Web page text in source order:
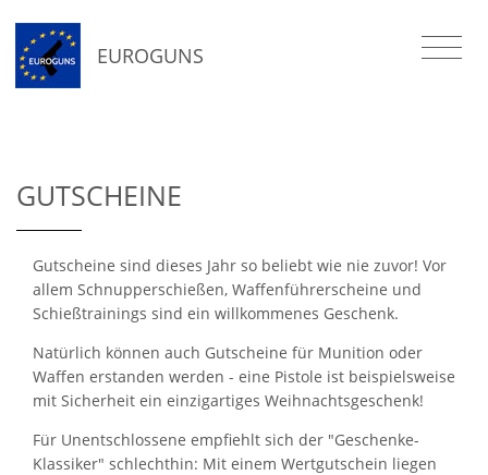
EUROGUNS
GUTSCHEINE
Gutscheine sind dieses Jahr so beliebt wie nie zuvor! Vor
allem Schnupperschießen, Waffenführerscheine und
Schießtrainings sind ein willkommenes Geschenk.
Natürlich können auch Gutscheine für Munition oder
Waffen erstanden werden - eine Pistole ist beispielsweise
mit Sicherheit ein einzigartiges Weihnachtsgeschenk!
Für Unentschlossene empfiehlt sich der "Geschenke-
Klassiker" schlechthin: Mit einem Wertgutschein liegen